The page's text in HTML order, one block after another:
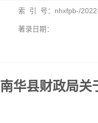
索 引 号：nhxfpb-/
著录日期：
南华县财政局关